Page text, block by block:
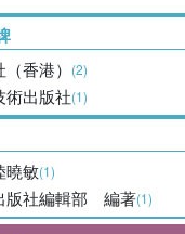
香港） (2)
術出版社(1)
曉敏(1)
版社編輯部 編著(1)